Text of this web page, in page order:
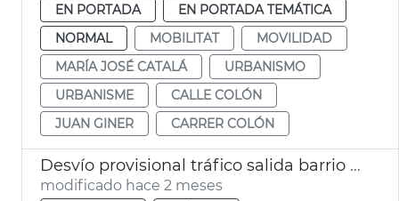
EN PORTADA
EN PORTADA TEMÁTICA
NORMAL
MOBILITAT
MOVILIDAD
MARÍA JOSÉ CATALÁ
URBANISMO
URBANISME
CALLE COLÓN
JUAN GINER
CARRER COLÓN
Desvío provisional tráfico salida barrio Malilla
modificado hace 2 meses